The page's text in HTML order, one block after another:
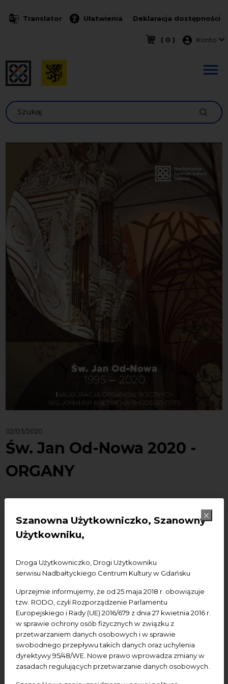
Szanowna Użytkowniczko, Szanowny
Użytkowniku,
Droga Użytkowniczko, Drogi Użytkowniku
serwisu Nadbałtyckiego Centrum Kultury w Gdańsku
Uprzejmie informujemy, że od 25 maja 2018 r. obowiązuje
tzw. RODO, czyli Rozporządzenie Parlamentu
Europejskiego i Rady (UE) 2016/679 z dnia 27 kwietnia 2016 r.
w sprawie ochrony osób fizycznych w związku z
przetwarzaniem danych osobowych i w sprawie
swobodnego przepływu takich danych oraz uchylenia
dyrektywy 95/48/WE. Nowe prawo wprowadza zmiany w
zasadach regulujących przetwarzanie danych osobowych.
Translator Ułatwienia Deklaracja dostępności
( 0 ) Menu
Konto
Szukaj
02/03/2020
Św. Jan Od-Nowa 2020 -
ORGANY
organmistrzowskich Nadbałtyckie Centrum Kultury
inauguruje organy boczne wg. Johanna Rhodego z
Po 75 latach powrócił na swoje dawne miejsce w
zrekonstruowanej formie jeden z najświetniejszych
instrumentów osiemnastowiecznej Europy, którego
nowoczesne rozwiązania technologiczne były w
tamtym czasie przez znawców stawiane za wzór dla
innych instrumentów. 30-głosowy instrument powstał
wraz z chórem muzycznym w latach 1760-61 jako drugi
instrument pomocniczy dla organów głównych.
Budowniczym tego najnowocześniejszego instrumentu